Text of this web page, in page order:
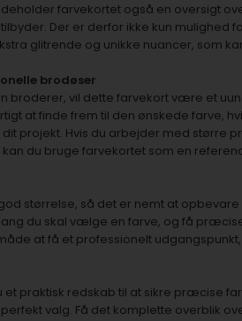
farvekortet også en oversigt
Der er derfor ikke kun mulighed
glitrende og unikke nuancer, som
brodøser
broderer, vil dette farvekort være et
at finde frem til den ønskede farve,
projekt. Hvis du arbejder med større
du bruge farvekortet som en
størrelse, så det er nemt at
du skal vælge en farve, og få
at få et professionelt
et praktisk redskab til at sikre præcise
valg. Få det komplette overblik